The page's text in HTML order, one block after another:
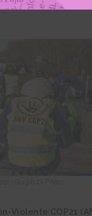
Violente COP21